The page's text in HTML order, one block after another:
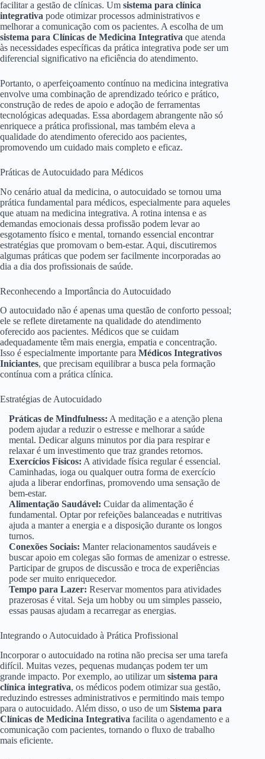
facilitar a gestão de clínicas. Um sistema para clínica
integrativa pode otimizar processos administrativos e
melhorar a comunicação com os pacientes. A escolha de um
sistema para Clínicas de Medicina Integrativa que atenda
às necessidades específicas da prática integrativa pode ser um
diferencial significativo na eficiência do atendimento.
Portanto, o aperfeiçoamento contínuo na medicina integrativa
envolve uma combinação de aprendizado teórico e prático,
construção de redes de apoio e adoção de ferramentas
tecnológicas adequadas. Essa abordagem abrangente não só
enriquece a prática profissional, mas também eleva a
qualidade do atendimento oferecido aos pacientes,
promovendo um cuidado mais completo e eficaz.
Práticas de Autocuidado para Médicos
No cenário atual da medicina, o autocuidado se tornou uma
prática fundamental para médicos, especialmente para aqueles
que atuam na medicina integrativa. A rotina intensa e as
demandas emocionais dessa profissão podem levar ao
esgotamento físico e mental, tornando essencial encontrar
estratégias que promovam o bem-estar. Aqui, discutiremos
algumas práticas que podem ser facilmente incorporadas ao
dia a dia dos profissionais de saúde.
Reconhecendo a Importância do Autocuidado
O autocuidado não é apenas uma questão de conforto pessoal;
ele se reflete diretamente na qualidade do atendimento
oferecido aos pacientes. Médicos que se cuidam
adequadamente têm mais energia, empatia e concentração.
Isso é especialmente importante para Médicos Integrativos
Iniciantes, que precisam equilibrar a busca pela formação
contínua com a prática clínica.
Estratégias de Autocuidado
Práticas de Mindfulness: A meditação e a atenção plena
podem ajudar a reduzir o estresse e melhorar a saúde
mental. Dedicar alguns minutos por dia para respirar e
relaxar é um investimento que traz grandes retornos.
Exercícios Físicos: A atividade física regular é essencial.
Caminhadas, ioga ou qualquer outra forma de exercício
ajuda a liberar endorfinas, promovendo uma sensação de
bem-estar.
Alimentação Saudável: Cuidar da alimentação é
fundamental. Optar por refeições balanceadas e nutritivas
ajuda a manter a energia e a disposição durante os longos
turnos.
Conexões Sociais: Manter relacionamentos saudáveis e
buscar apoio em colegas são formas de amenizar o estresse.
Participar de grupos de discussão e troca de experiências
pode ser muito enriquecedor.
Tempo para Lazer: Reservar momentos para atividades
prazerosas é vital. Seja um hobby ou um simples passeio,
essas pausas ajudam a recarregar as energias.
Integrando o Autocuidado à Prática Profissional
Incorporar o autocuidado na rotina não precisa ser uma tarefa
difícil. Muitas vezes, pequenas mudanças podem ter um
grande impacto. Por exemplo, ao utilizar um sistema para
clínica integrativa, os médicos podem otimizar sua gestão,
reduzindo estresses administrativos e permitindo mais tempo
para o autocuidado. Além disso, o uso de um Sistema para
Clínicas de Medicina Integrativa facilita o agendamento e a
comunicação com pacientes, tornando o fluxo de trabalho
mais eficiente.